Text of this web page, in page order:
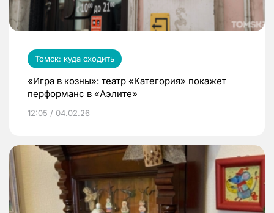
Томск: куда сходить
«Игра в козны»: театр «Категория» покажет
перформанс в «Аэлите»
12:05 / 04.02.26